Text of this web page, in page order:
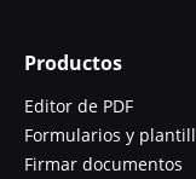
Productos
Editor de PDF
Formularios y
Firmar documentos